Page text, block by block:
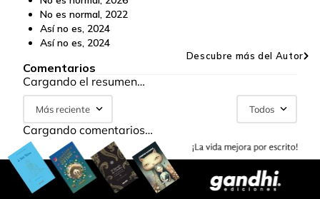
No es normal, 2022
Así no es, 2024
Así no es, 2024
Descubre más del Autor
Comentarios
Cargando el resumen…
Más reciente Todos
Cargando comentarios…